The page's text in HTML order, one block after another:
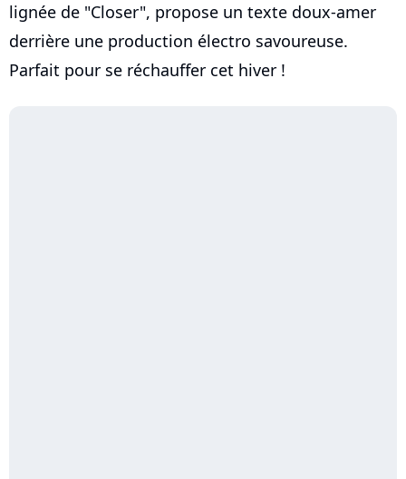
lignée de "Closer", propose un texte doux-amer
derrière une production électro savoureuse.
Parfait pour se réchauffer cet hiver !